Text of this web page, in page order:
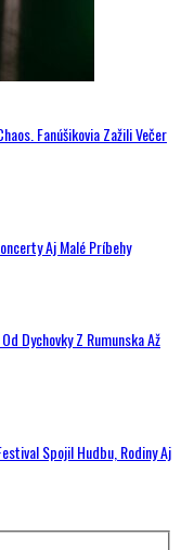
Fanúšikovia Zažili Večer
Aj Malé Príbehy
Dychovky Z Rumunska Až
Spojil Hudbu, Rodiny Aj